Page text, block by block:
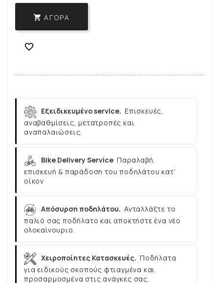
 ΑΓΟΡΆ

Εξειδικευμένο service. Επισκευές,
αναβαθμίσεις, μετατροπές και
αναπαλαιώσεις.
Bike Delivery Service Παραλαβή,
επισκευή & παράδοση του ποδηλάτου κατ’
οίκον
Απόσυρση ποδηλάτου. Ανταλλάξτε το
παλιό σας ποδήλατο και αποκτήστε ένα νέο
ολοκαίνουριο.
Χειροποίητες Κατασκευές. Ποδήλατα
για ειδικούς σκοπούς φτιαγμένα και
προσαρμοσμένα στις ανάγκες σας.